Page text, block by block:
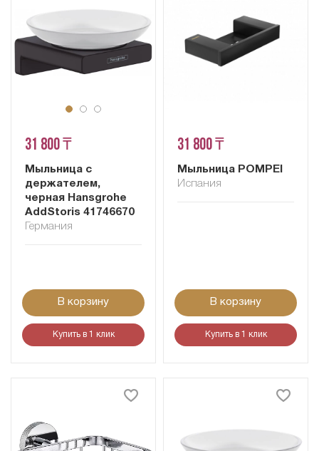
31 800 ₸
Мыльница с
держателем,
черная Hansgrohe
AddStoris 41746670
Германия
В корзину
Купить в 1 клик
31 800 ₸
Мыльница POMPEI
Испания
В корзину
Купить в 1 клик